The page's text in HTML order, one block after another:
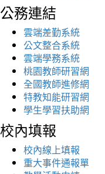
公務連結
雲端差勤系統
公文整合系統
雲端學務系統
桃園教師研習網
全國教師進修網
特教知能研習網
學生學習扶助網
校內填報
校內線上填報
重大事件通報單